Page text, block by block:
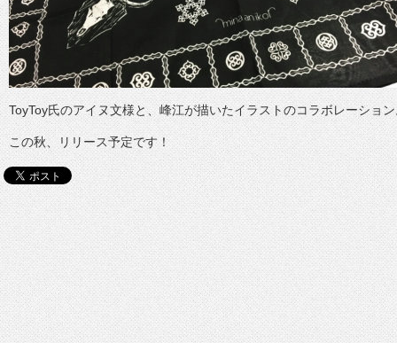
ToyToy氏のアイヌ文様と、峰江が描いたイラストのコラボレーショ
この秋、リリース予定です！